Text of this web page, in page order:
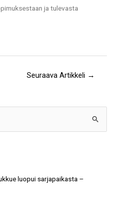
ja tulevasta
Seuraava Artikkeli →
luopui sarjapaikasta –